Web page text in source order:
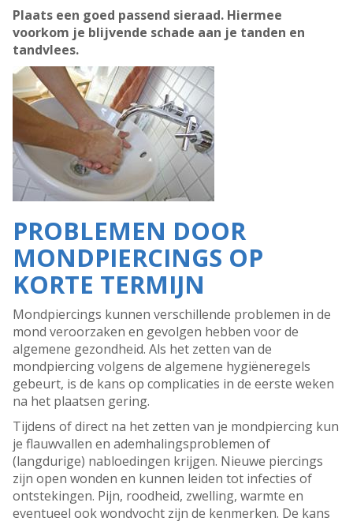
Plaats een goed passend sieraad. Hiermee
voorkom je blijvende schade aan je tanden en
tandvlees.
PROBLEMEN DOOR
MONDPIERCINGS OP
KORTE TERMIJN
Mondpiercings kunnen verschillende problemen in de
mond veroorzaken en gevolgen hebben voor de
algemene gezondheid. Als het zetten van de
mondpiercing volgens de algemene hygiëneregels
gebeurt, is de kans op complicaties in de eerste weken
na het plaatsen gering.
Tijdens of direct na het zetten van je mondpiercing kun
je flauwvallen en ademhalingsproblemen of
(langdurige) nabloedingen krijgen. Nieuwe piercings
zijn open wonden en kunnen leiden tot infecties of
ontstekingen. Pijn, roodheid, zwelling, warmte en
eventueel ook wondvocht zijn de kenmerken. De kans